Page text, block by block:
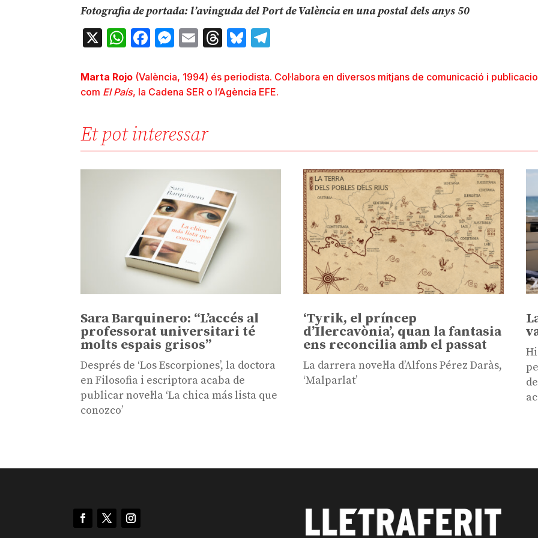
Fotografia de portada: l’avinguda del Port de València en una postal dels anys 50
X WhatsApp
Facebook
Messenger
EmailThreads
Bluesky
Marta Rojo (València, 1994) és periodista. Col·labora en diversos mitjans de comunicació i
com El País, la Cadena SER o l’Agència EFE.
Et pot interessar
Sara Barquinero: “L’accés al
professorat universitari té
molts espais grisos”
Després de ‘Los Escorpiones’, la doctora
en Filosofia i escriptora acaba de
publicar novel·la ‘La chica más lista que
conozco’
‘Tyrik, el príncep
d’Ilercavònia’, quan la fantasia
ens reconcilia amb el passat
La darrera novel·la d’Alfons Pérez Daràs,
‘Malparlat’